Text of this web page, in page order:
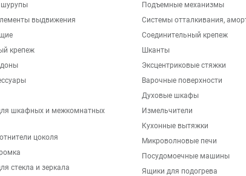
выдвижения
крепеж
шкафных и межкомнатных
цоколя
стекла и зеркала
Подъемные механизмы
Системы отталкивания,
Соединительный крепеж
Шканты
Эксцентриковые стяжки
Варочные поверхности
Духовые шкафы
Измельчители
Кухонные вытяжки
Микроволновые печи
Посудомоечные машины
Ящики для подогрева